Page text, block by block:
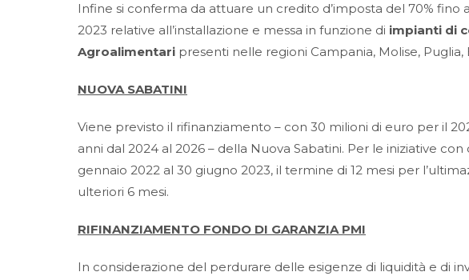
Infine si conferma da attuare un credito d’imposta del 70% fino
2023 relative all’installazione e messa in funzione di impianti di
Agroalimentari presenti nelle regioni Campania, Molise, Puglia,
NUOVA SABATINI
Viene previsto il rifinanziamento – con 30 milioni di euro per il
anni dal 2024 al 2026 – della Nuova Sabatini. Per le iniziative
gennaio 2022 al 30 giugno 2023, il termine di 12 mesi per
ulteriori 6 mesi.
RIFINANZIAMENTO FONDO DI GARANZIA PMI
In considerazione del perdurare delle esigenze di liquidità e di